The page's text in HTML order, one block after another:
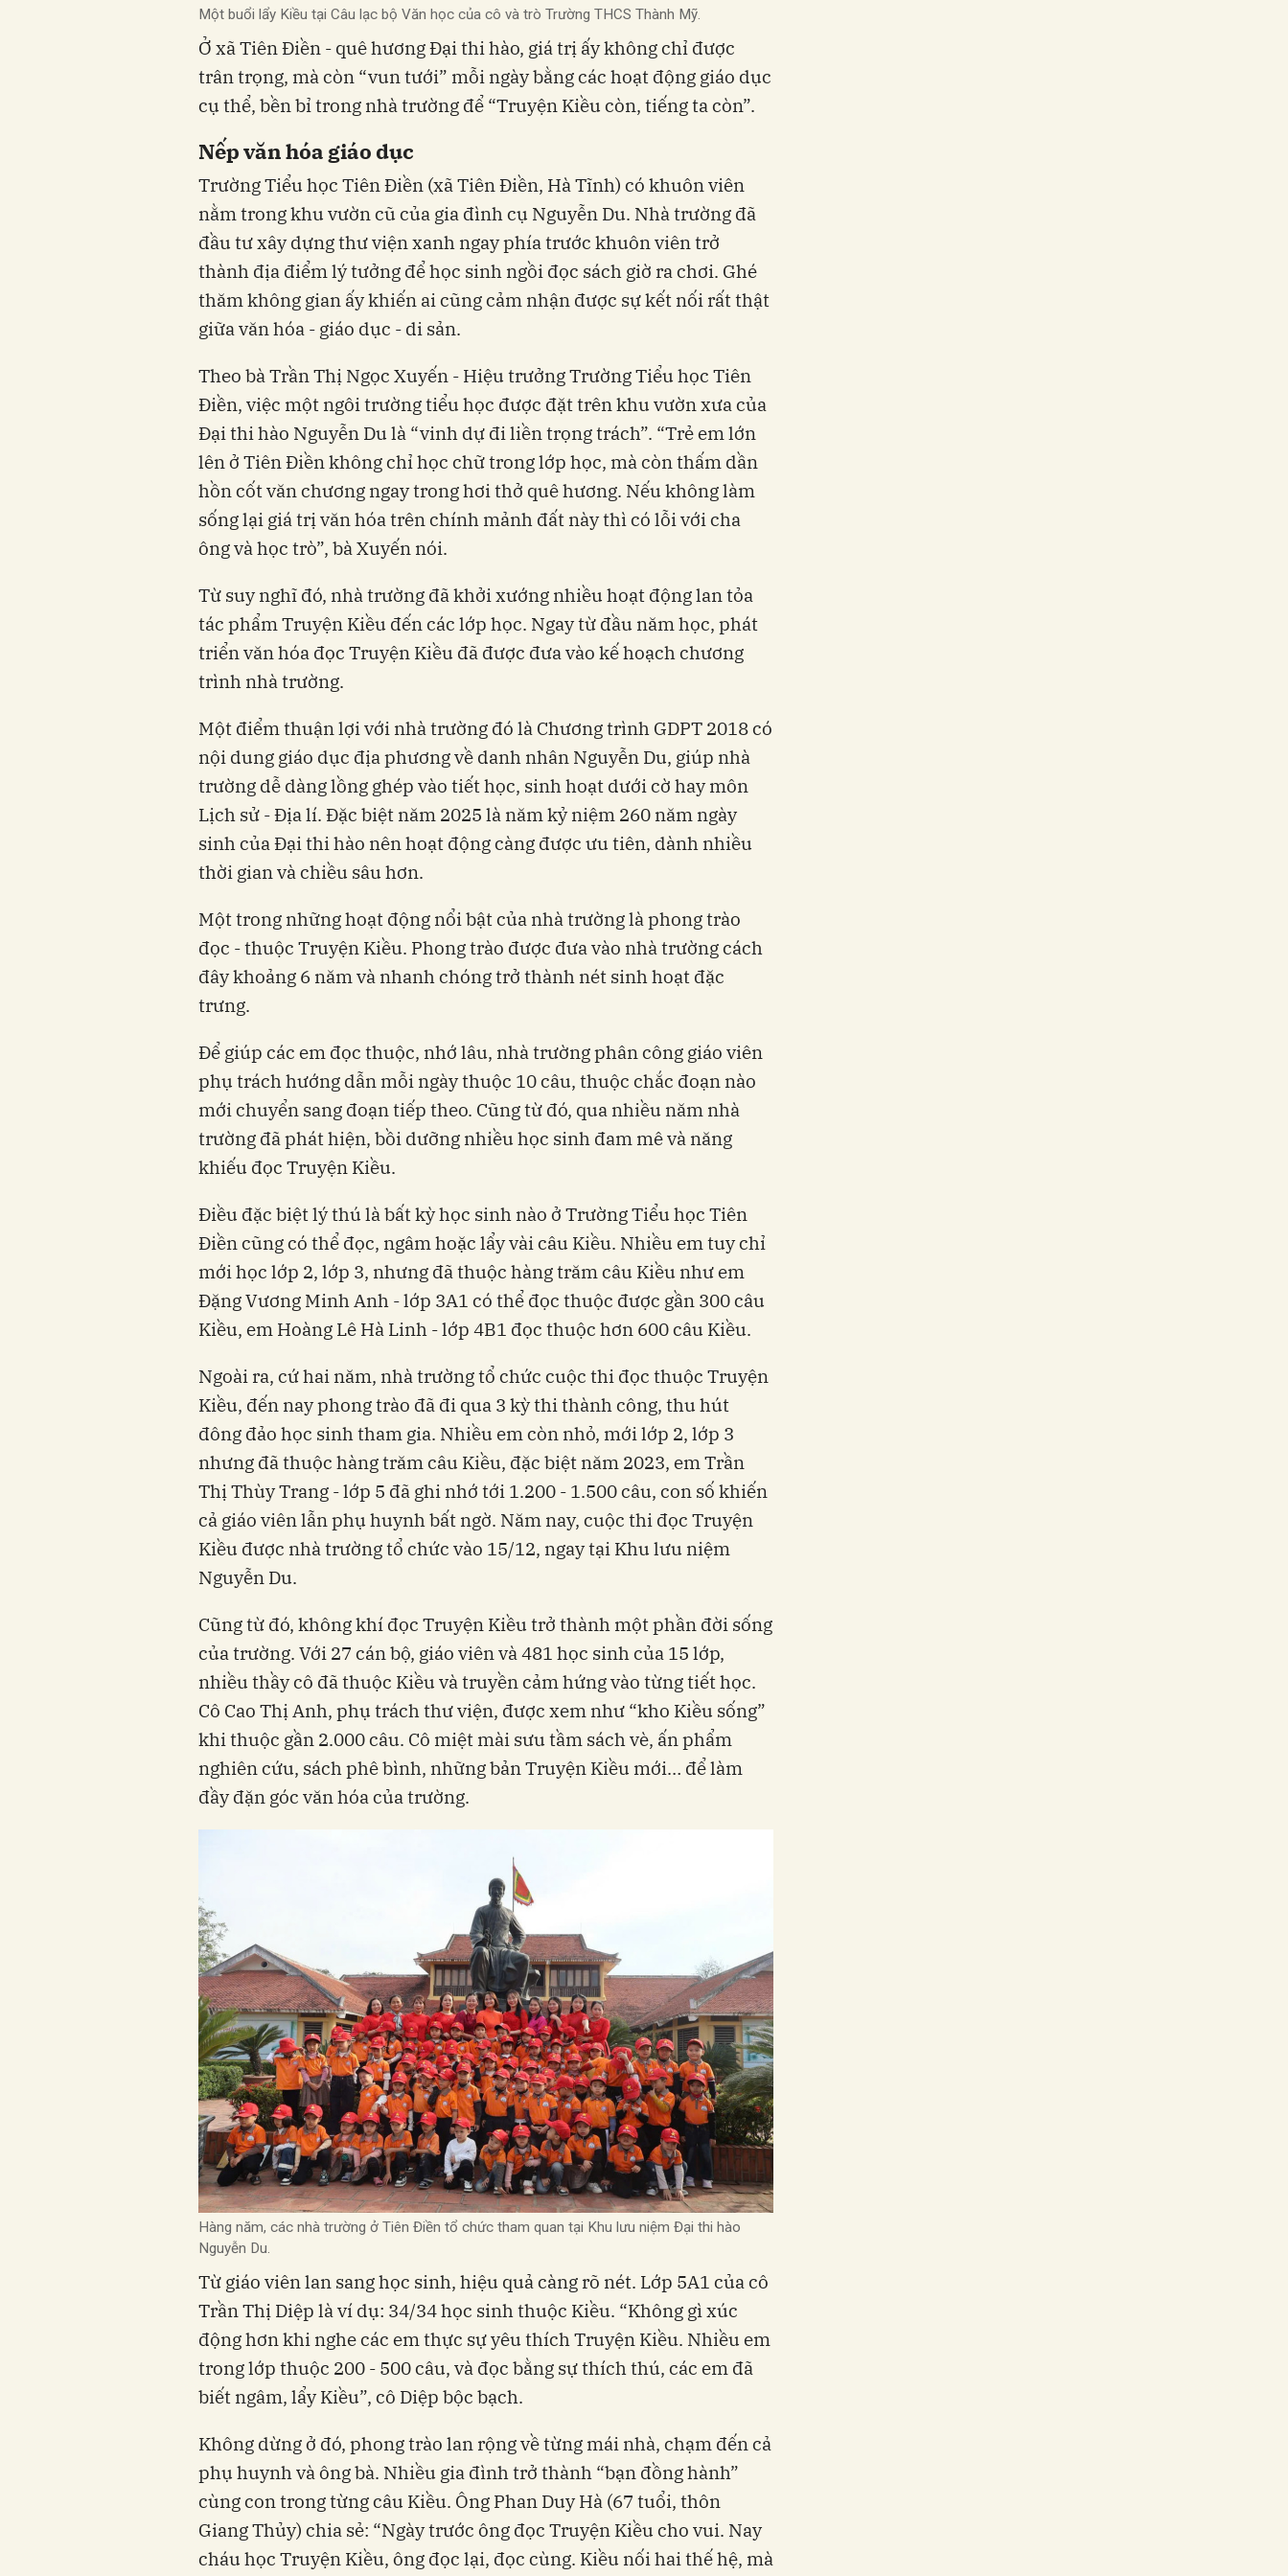
Một buổi lẩy Kiều tại Câu lạc bộ Văn học của cô và trò Trường THCS Thành Mỹ.
Ở xã Tiên Điền - quê hương Đại thi hào, giá trị ấy không chỉ được
trân trọng, mà còn “vun tưới” mỗi ngày bằng các hoạt động giáo dục
cụ thể, bền bỉ trong nhà trường để “Truyện Kiều còn, tiếng ta còn”.
Nếp văn hóa giáo dục
Trường Tiểu học Tiên Điền (xã Tiên Điền, Hà Tĩnh) có khuôn viên
nằm trong khu vườn cũ của gia đình cụ Nguyễn Du. Nhà trường đã
đầu tư xây dựng thư viện xanh ngay phía trước khuôn viên trở
thành địa điểm lý tưởng để học sinh ngồi đọc sách giờ ra chơi. Ghé
thăm không gian ấy khiến ai cũng cảm nhận được sự kết nối rất thật
giữa văn hóa - giáo dục - di sản.
Theo bà Trần Thị Ngọc Xuyến - Hiệu trưởng Trường Tiểu học Tiên
Điền, việc một ngôi trường tiểu học được đặt trên khu vườn xưa của
Đại thi hào Nguyễn Du là “vinh dự đi liền trọng trách”. “Trẻ em lớn
lên ở Tiên Điền không chỉ học chữ trong lớp học, mà còn thấm dần
hồn cốt văn chương ngay trong hơi thở quê hương. Nếu không làm
sống lại giá trị văn hóa trên chính mảnh đất này thì có lỗi với cha
ông và học trò”, bà Xuyến nói.
Từ suy nghĩ đó, nhà trường đã khởi xướng nhiều hoạt động lan tỏa
tác phẩm Truyện Kiều đến các lớp học. Ngay từ đầu năm học, phát
triển văn hóa đọc Truyện Kiều đã được đưa vào kế hoạch chương
trình nhà trường.
Một điểm thuận lợi với nhà trường đó là Chương trình GDPT 2018 có
nội dung giáo dục địa phương về danh nhân Nguyễn Du, giúp nhà
trường dễ dàng lồng ghép vào tiết học, sinh hoạt dưới cờ hay môn
Lịch sử - Địa lí. Đặc biệt năm 2025 là năm kỷ niệm 260 năm ngày
sinh của Đại thi hào nên hoạt động càng được ưu tiên, dành nhiều
thời gian và chiều sâu hơn.
Một trong những hoạt động nổi bật của nhà trường là phong trào
đọc - thuộc Truyện Kiều. Phong trào được đưa vào nhà trường cách
đây khoảng 6 năm và nhanh chóng trở thành nét sinh hoạt đặc
trưng.
Để giúp các em đọc thuộc, nhớ lâu, nhà trường phân công giáo viên
phụ trách hướng dẫn mỗi ngày thuộc 10 câu, thuộc chắc đoạn nào
mới chuyển sang đoạn tiếp theo. Cũng từ đó, qua nhiều năm nhà
trường đã phát hiện, bồi dưỡng nhiều học sinh đam mê và năng
khiếu đọc Truyện Kiều.
Điều đặc biệt lý thú là bất kỳ học sinh nào ở Trường Tiểu học Tiên
Điền cũng có thể đọc, ngâm hoặc lẩy vài câu Kiều. Nhiều em tuy chỉ
mới học lớp 2, lớp 3, nhưng đã thuộc hàng trăm câu Kiều như em
Đặng Vương Minh Anh - lớp 3A1 có thể đọc thuộc được gần 300 câu
Kiều, em Hoàng Lê Hà Linh - lớp 4B1 đọc thuộc hơn 600 câu Kiều.
Ngoài ra, cứ hai năm, nhà trường tổ chức cuộc thi đọc thuộc Truyện
Kiều, đến nay phong trào đã đi qua 3 kỳ thi thành công, thu hút
đông đảo học sinh tham gia. Nhiều em còn nhỏ, mới lớp 2, lớp 3
nhưng đã thuộc hàng trăm câu Kiều, đặc biệt năm 2023, em Trần
Thị Thùy Trang - lớp 5 đã ghi nhớ tới 1.200 - 1.500 câu, con số khiến
cả giáo viên lẫn phụ huynh bất ngờ. Năm nay, cuộc thi đọc Truyện
Kiều được nhà trường tổ chức vào 15/12, ngay tại Khu lưu niệm
Nguyễn Du.
Cũng từ đó, không khí đọc Truyện Kiều trở thành một phần đời sống
của trường. Với 27 cán bộ, giáo viên và 481 học sinh của 15 lớp,
nhiều thầy cô đã thuộc Kiều và truyền cảm hứng vào từng tiết học.
Cô Cao Thị Anh, phụ trách thư viện, được xem như “kho Kiều sống”
khi thuộc gần 2.000 câu. Cô miệt mài sưu tầm sách vè, ấn phẩm
nghiên cứu, sách phê bình, những bản Truyện Kiều mới… để làm
đầy đặn góc văn hóa của trường.
Hàng năm, các nhà trường ở Tiên Điền tổ chức tham quan tại Khu lưu niệm Đại thi hào
Nguyễn Du.
Từ giáo viên lan sang học sinh, hiệu quả càng rõ nét. Lớp 5A1 của cô
Trần Thị Diệp là ví dụ: 34/34 học sinh thuộc Kiều. “Không gì xúc
động hơn khi nghe các em thực sự yêu thích Truyện Kiều. Nhiều em
trong lớp thuộc 200 - 500 câu, và đọc bằng sự thích thú, các em đã
biết ngâm, lẩy Kiều”, cô Diệp bộc bạch.
Không dừng ở đó, phong trào lan rộng về từng mái nhà, chạm đến cả
phụ huynh và ông bà. Nhiều gia đình trở thành “bạn đồng hành”
cùng con trong từng câu Kiều. Ông Phan Duy Hà (67 tuổi, thôn
Giang Thủy) chia sẻ: “Ngày trước ông đọc Truyện Kiều cho vui. Nay
cháu học Truyện Kiều, ông đọc lại, đọc cùng. Kiều nối hai thế hệ, mà